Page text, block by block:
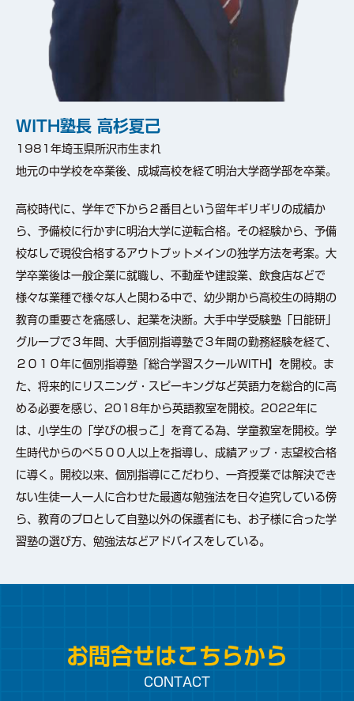
WITH塾長 高杉夏己
1981年埼玉県所沢市生まれ
地元の中学校を卒業後、成城高校を経て明治大学商学部を卒業。
高校時代に、学年で下から２番目という留年ギリギリの成績か
ら、予備校に行かずに明治大学に逆転合格。その経験から、予備
校なしで現役合格するアウトプットメインの独学方法を考案。大
学卒業後は一般企業に就職し、不動産や建設業、飲食店などで
様々な業種で様々な人と関わる中で、幼少期から高校生の時期の
教育の重要さを痛感し、起業を決断。大手中学受験塾「日能研」
グループで３年間、大手個別指導塾で３年間の勤務経験を経て、
２０１０年に個別指導塾「総合学習スクールWITH】を開校。ま
た、将来的にリスニング・スピーキングなど英語力を総合的に高
める必要を感じ、2018年から英語教室を開校。2022年に
は、小学生の「学びの根っこ」を育てる為、学童教室を開校。学
生時代からのべ５００人以上を指導し、成績アップ・志望校合格
に導く。開校以来、個別指導にこだわり、一斉授業では解決でき
ない生徒一人一人に合わせた最適な勉強法を日々追究している傍
ら、教育のプロとして自塾以外の保護者にも、お子様に合った学
習塾の選び方、勉強法などアドバイスをしている。
お問合せはこちらから
CONTACT